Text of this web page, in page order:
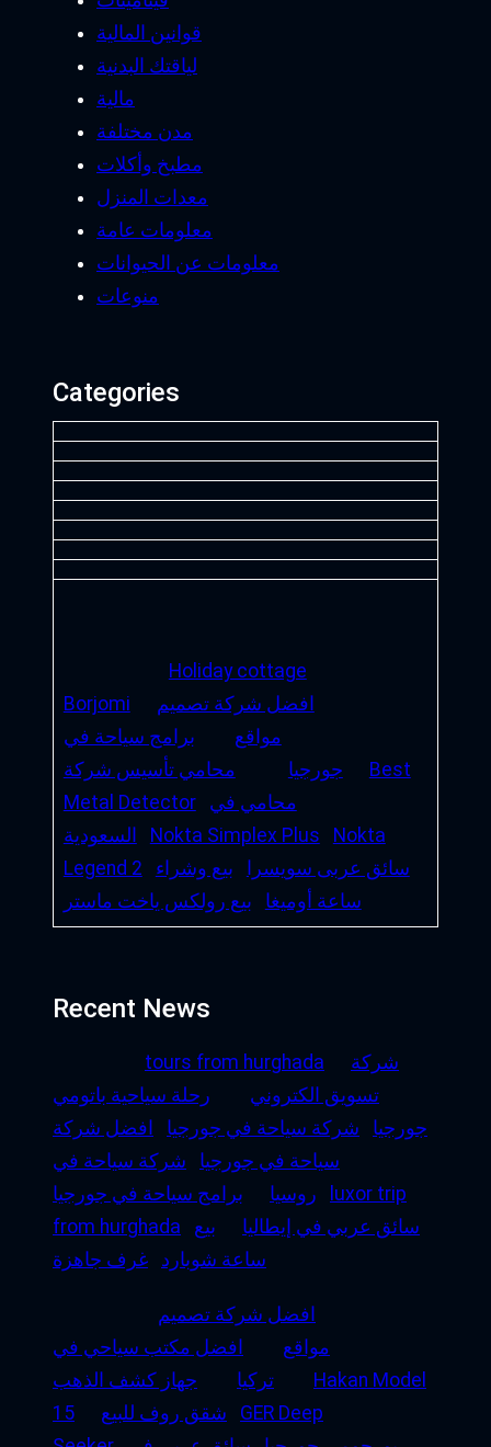
قوانين المالية
لياقتك البدنية
مالية
مدن مختلفة
مطبخ وأكلات
معدات المنزل
معلومات عامة
معلومات عن الحيوانات
منوعات
Categories
Holiday cottage
Borjomi
افضل شركة تصميم
مواقع
برامج سياحة في
جورجيا
محامي تأسيس شركة
Best
Metal Detector
محامي في
السعودية
Nokta Simplex Plus
Nokta
Legend 2
سائق عربى سويسرا
بيع وشراء
ساعة أوميغا
بيع رولكس ياخت ماستر
Recent News
tours from hurghada
شركة
تسويق الكتروني
رحلة سياحية باتومي
جورجيا
شركة سياحة في جورجيا
افضل شركة
سياحة في جورجيا
شركة سياحة في
روسيا
برامج سياحة في جورجيا
luxor trip
from hurghada
سائق عربي في إيطاليا
بيع
ساعة شوبارد
غرف جاهزة
افضل شركة تصميم
مواقع
افضل مكتب سياحي في
تركيا
جهاز كشف الذهب
Hakan Model
15
شقق روف للبيع
GER Deep